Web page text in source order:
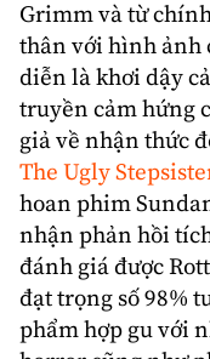
Grimm và từ
thân với hình ảnh
diễn là khơi dậy
truyền cảm hứng
giả về nhận thức
The Ugly
hoan phim
nhận phản hồi
đánh giá được
đạt trọng số 98%
phẩm hợp gu với